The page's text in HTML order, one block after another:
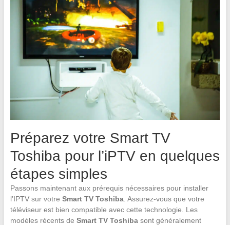
Préparez votre Smart TV
Toshiba pour l’iPTV en quelques
étapes simples
Passons maintenant aux prérequis nécessaires pour installer
l’IPTV sur votre Smart TV Toshiba. Assurez-vous que votre
téléviseur est bien compatible avec cette technologie. Les
modèles récents de Smart TV Toshibasont généralement